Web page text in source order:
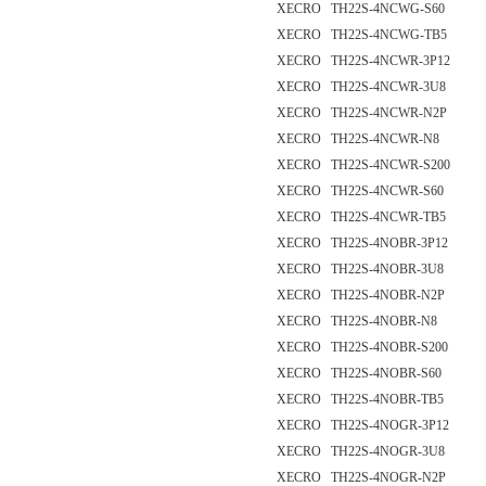
XECRO TH22S-4NCWG-S60
XECRO TH22S-4NCWG-TB5
XECRO TH22S-4NCWR-3P12
XECRO TH22S-4NCWR-3U8
XECRO TH22S-4NCWR-N2P
XECRO TH22S-4NCWR-N8
XECRO TH22S-4NCWR-S200
XECRO TH22S-4NCWR-S60
XECRO TH22S-4NCWR-TB5
XECRO TH22S-4NOBR-3P12
XECRO TH22S-4NOBR-3U8
XECRO TH22S-4NOBR-N2P
XECRO TH22S-4NOBR-N8
XECRO TH22S-4NOBR-S200
XECRO TH22S-4NOBR-S60
XECRO TH22S-4NOBR-TB5
XECRO TH22S-4NOGR-3P12
XECRO TH22S-4NOGR-3U8
XECRO TH22S-4NOGR-N2P